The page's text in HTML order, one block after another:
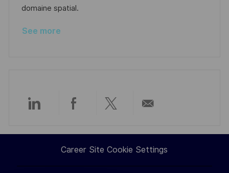
o
domaine spatial.
See more
Share
via
LinkedIn
Share
via
Facebook
Share
via
twitter
via
email
Career Site Cookie Settings